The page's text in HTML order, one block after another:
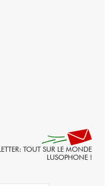
TOUT SUR LE MONDE
LUSOPHONE !